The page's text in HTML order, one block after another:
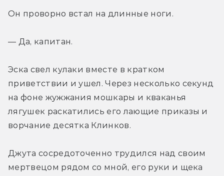
Он проворно встал на длинные ноги.
— Да, капитан.
Эска свел кулаки вместе в кратком
приветствии и ушел. Через несколько секунд
на фоне жужжания мошкары и кваканья
лягушек раскатились его лающие приказы и
ворчание десятка Клинков.
Джута сосредоточенно трудился над своим
мертвецом рядом со мной, его руки и щека